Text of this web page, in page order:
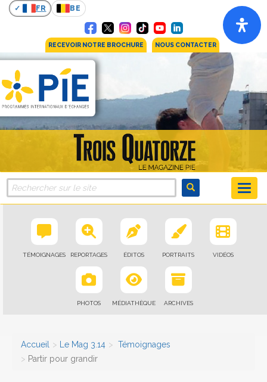
FR BE
RECEVOIR NOTRE BROCHURE NOUS CONTACTER
TÉMOIGNAGES REPORTAGES ÉDITOS PORTRAITS VIDÉOS
PHOTOS MÉDIATHÈQUE ARCHIVES
Accueil Le Mag 3.14
Témoignages
Partir pour grandir